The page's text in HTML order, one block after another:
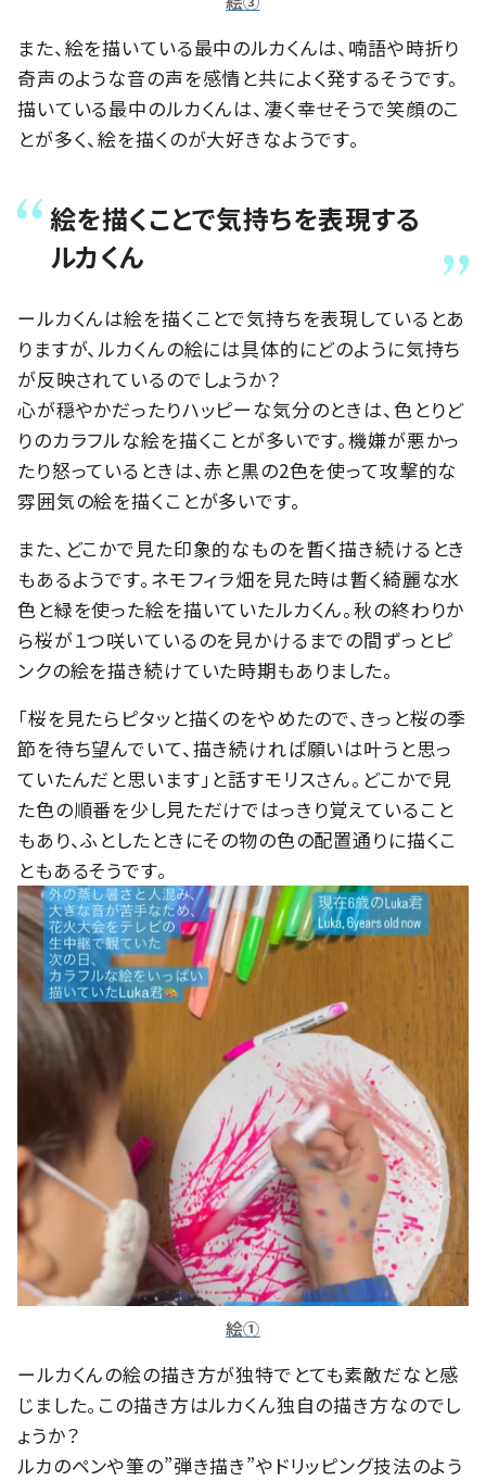
また、絵を描いている最中のルカくんは、喃語や時折り
奇声のような音の声を感情と共によく発するそうです。
描いている最中のルカくんは、凄く幸せそうで笑顔のこ
とが多く、絵を描くのが大好きなようです。
絵を描くことで気持ちを表現する
ルカくん
ールカくんは絵を描くことで気持ちを表現しているとあ
りますが、ルカくんの絵には具体的にどのように気持ち
が反映されているのでしょうか？
心が穏やかだったりハッピーな気分のときは、色とりど
りのカラフルな絵を描くことが多いです。機嫌が悪かっ
たり怒っているときは、赤と黒の2色を使って攻撃的な
雰囲気の絵を描くことが多いです。
また、どこかで見た印象的なものを暫く描き続けるとき
もあるようです。ネモフィラ畑を見た時は暫く綺麗な水
色と緑を使った絵を描いていたルカくん。秋の終わりか
ら桜が１つ咲いているのを見かけるまでの間ずっとピ
ンクの絵を描き続けていた時期もありました。
「桜を見たらピタッと描くのをやめたので、きっと桜の季
節を待ち望んでいて、描き続ければ願いは叶うと思っ
ていたんだと思います」と話すモリスさん。どこかで見
た色の順番を少し見ただけではっきり覚えていること
もあり、ふとしたときにその物の色の配置通りに描くこ
ともあるそうです。
絵①
ールカくんの絵の描き方が独特でとても素敵だなと感
じました。この描き方はルカくん独自の描き方なのでし
ょうか？
ルカのペンや筆の”弾き描き”やドリッピング技法のよう